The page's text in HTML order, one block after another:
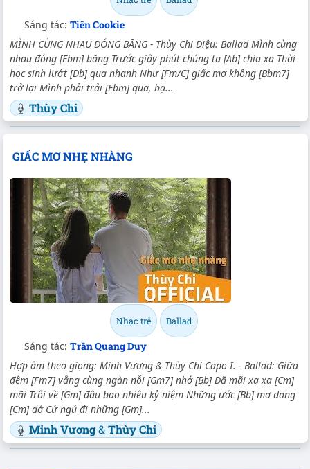
Sáng tác: Tiên Cookie
MÌNH CÙNG NHAU ĐÓNG BĂNG - Thùy Chi Điệu: Ballad Mình cùng
nhau đóng [Ebm] băng Trước giây phút chúng ta [Ab] chia xa Thời
học sinh lướt [Db] qua nhanh Như [Fm/C] giấc mơ không [Bbm7]
trở lại Mình phải trải [Ebm] qua, bạ...
Thùy Chi
GIẤC MƠ NHẸ NHÀNG
Nhạc trẻ Ballad
Sáng tác: Trần Quang Duy
Hợp âm theo giọng: Minh Vương & Thùy Chi Capo I. - Ballad: Giữa
đêm [Fm7] vắng cùng ngàn nỗi [Gm7] nhớ [Bb] Đã mãi xa xa [Cm]
mãi Trôi về [Gm] đâu bao nhiêu kỷ niệm Những ước [Bb] mơ dang
[Cm] dở Cứ ngủ đi những [Gm]...
Minh Vương&Thùy Chi